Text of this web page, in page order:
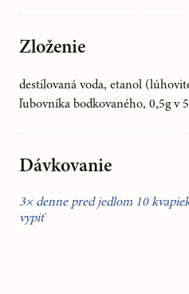
Zloženie
destilovaná voda, etanol
ľubovníka bodkovaného, 0,5g v
Dávkovanie
3× denne pred jedlom 10
vypiť